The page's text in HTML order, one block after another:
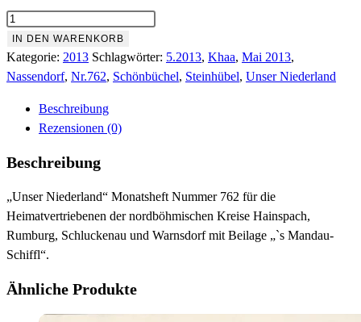
Nr.762
Mai
2013
Menge
IN DEN WARENKORB
Kategorie: 2013 Schlagwörter: 5.2013, Khaa, Mai 2013,
Nassendorf, Nr.762, Schönbüchel, Steinhübel, Unser Niederland
Beschreibung
Rezensionen (0)
Beschreibung
„Unser Niederland“ Monatsheft Nummer 762 für die
Heimatvertriebenen der nordböhmischen Kreise Hainspach,
Rumburg, Schluckenau und Warnsdorf mit Beilage „`s Mandau-
Schiffl“.
Ähnliche Produkte